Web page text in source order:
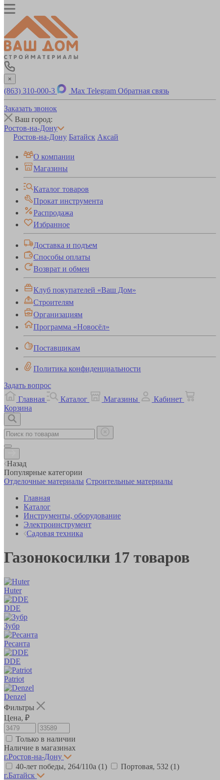
×
(863) 310-000-3 Max Telegram Обратная связь
Заказать звонок
Ваш город:
Ростов-на-Дону
Ростов-на-Дону Батайск Аксай
О компании
Магазины
Каталог товаров
Прокат инструмента
Распродажа
Избранное
Доставка и подъем
Способы оплаты
Возврат и обмен
Клуб покупателей «Ваш Дом»
Строителям
Организациям
Программа «Новосёл»
Поставщикам
Политика конфиденциальности
Задать вопрос
Главная
Каталог Магазины
Кабинет
Корзина
Назад
Популярные категории
Отделочные материалы Строительные материалы
Главная
Каталог
Инструменты, оборудование
Электроинструмент
Садовая техника
Газонокосилки 17 товаров
Huter
DDE
Зубр
Ресанта
DDE
Patriot
Denzel
Фильтры
Цена, ₽
Только в наличии
Наличие в магазинах
г.Ростов-на-Дону
40-лет победы, 264/110а (1) Портовая, 532 (1)
г.Батайск